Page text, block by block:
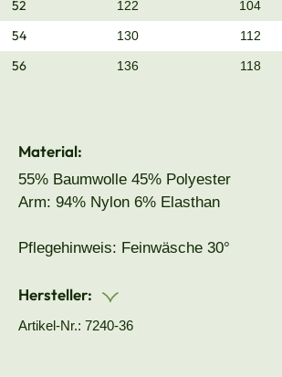
52 122 104
54 130 112
56 136 118
Material:
55% Baumwolle 45% Polyester
Arm: 94% Nylon 6% Elasthan
Pflegehinweis: Feinwäsche 30°
Hersteller:
Artikel-Nr.: 7240-36